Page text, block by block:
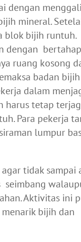
dengan menggali
mineral.
blok bijih runtuh.
dengan
ruang kosong
badan
dalam
harus tetap
Para pekerja
lumpur
tidak sampai
seimbang
Aktivitas ini
bijih dan